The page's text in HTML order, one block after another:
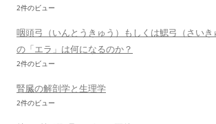
2件のビュー
咽頭弓（いんとうきゅう）もしくは鰓弓（さい
の「エラ」は何になるのか？
2件のビュー
腎臓の解剖学と生理学
2件のビュー